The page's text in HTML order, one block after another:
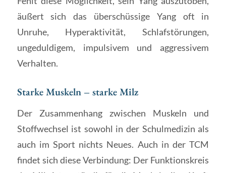
äußert sich das überschüssige Yang oft in
Unruhe, Hyperaktivität, Schlafstörungen,
ungeduldigem, impulsivem und aggressivem
Verhalten.
Starke Muskeln – starke Milz
Der Zusammenhang zwischen Muskeln und
Stoffwechsel ist sowohl in der Schulmedizin als
auch im Sport nichts Neues. Auch in der TCM
findet sich diese Verbindung: Der Funktionskreis